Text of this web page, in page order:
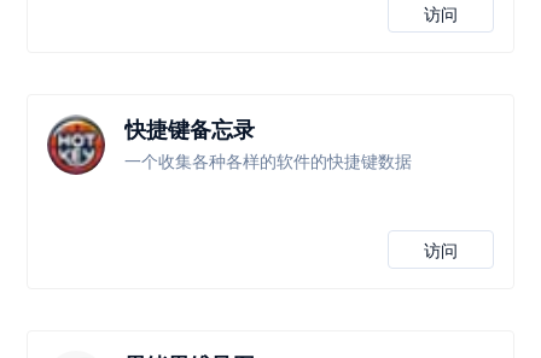
访问
快捷键备忘录
一个收集各种各样的软件的快捷键数据
访问